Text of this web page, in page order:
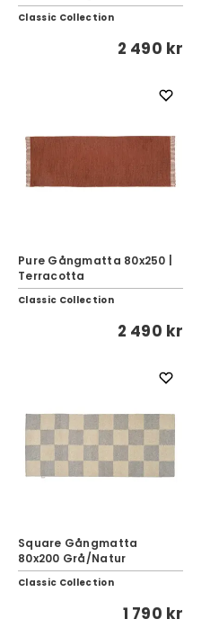
Classic Collection
2 490 kr
Pure Gångmatta 80x250 |
Terracotta
Classic Collection
2 490 kr
Square Gångmatta
80x200 Grå/Natur
Classic Collection
1 790 kr